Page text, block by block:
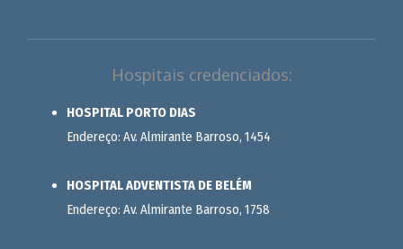
Hospitais credenciados:
HOSPITAL PORTO DIAS
Endereço: Av. Almirante Barroso, 1454
HOSPITAL ADVENTISTA DE BELÉM
Endereço: Av. Almirante Barroso, 1758